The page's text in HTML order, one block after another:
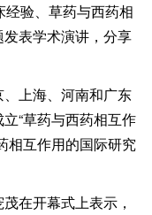
验、草药与西药相
表学术演讲，分享
上海、河南和广东
“草药与西药相互作
相互作用的国际研究
在开幕式上表示，